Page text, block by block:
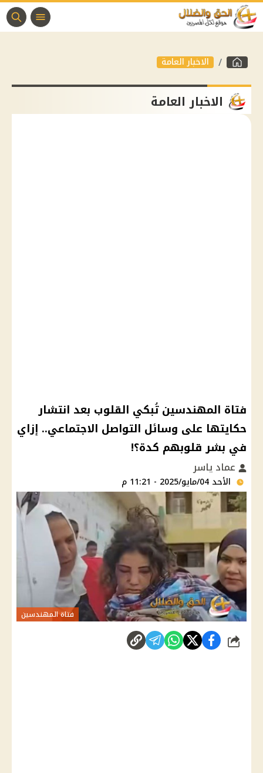
الاخبار العامة
الاخبار العامة
فتاة المهندسين تُبكي القلوب بعد انتشار
حكايتها على وسائل التواصل الاجتماعي.. إزاي
في بشر قلوبهم كدة؟!
عماد ياسر
الأحد 04/مايو/2025 - 11:21 م
فتاة المهندسين
شارك